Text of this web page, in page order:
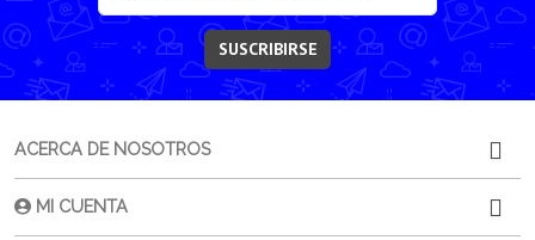
SUSCRIBIRSE
ACERCA DE NOSOTROS
MI CUENTA